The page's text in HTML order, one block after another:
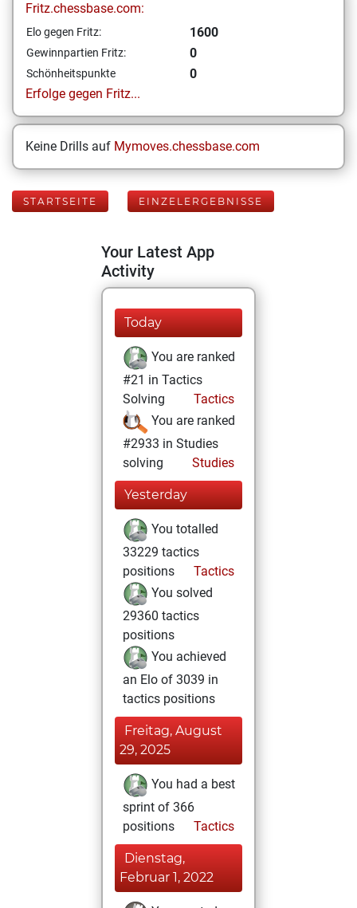
Fritz.chessbase.com:
Elo gegen Fritz: 1600
Gewinnpartien Fritz: 0
Schönheitspunkte
0
Erfolge gegen Fritz...
Keine Drills auf Mymoves.chessbase.com
STARTSEITE EINZELERGEBNISSE
Your Latest App
Activity
Today
You are ranked
#21 in Tactics
Solving
Tactics
You are ranked
#2933 in Studies
solving
Studies
Yesterday
You totalled
33229 tactics
positions
Tactics
You solved
29360 tactics
positions
You achieved
an Elo of 3039 in
tactics positions
Freitag, August
29, 2025
You had a best
sprint of 366
positions
Tactics
Dienstag,
Februar 1, 2022